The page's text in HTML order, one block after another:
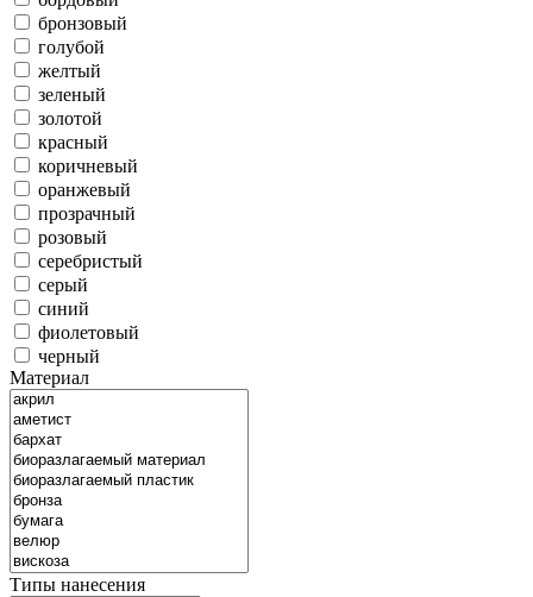
бронзовый
голубой
желтый
зеленый
золотой
красный
коричневый
оранжевый
прозрачный
розовый
серебристый
серый
синий
фиолетовый
черный
Материал
Типы нанесения